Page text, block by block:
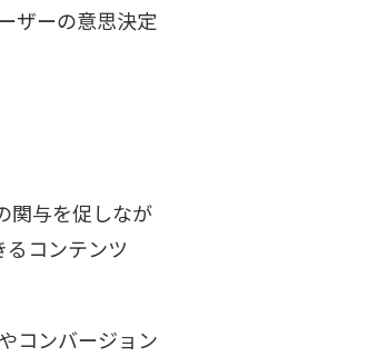
ザーの意思決定
関与を促しなが
コンテンツ
コンバージョン